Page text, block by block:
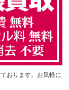
おります。お気軽に